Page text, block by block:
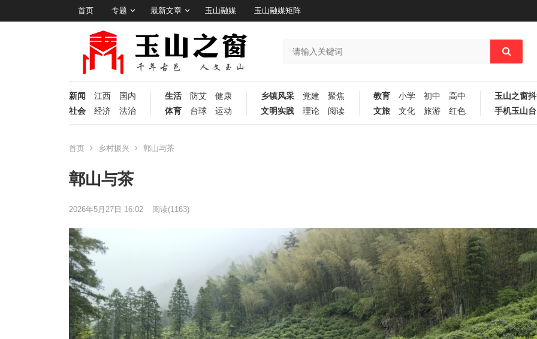
首页 专题 最新文章 玉山融媒 玉山融媒矩阵
新闻 江西
国内
社会
经济 法治
生活 防艾
健康
体育
台球 运动
乡镇风采 党建
聚焦
文明实践
理论 阅读
教育 小学 初中
高中
文旅
文化 旅游 红色
玉山之窗
手机玉山台
首页 乡村振兴 鄣山与茶
鄣山与茶
2026年5月27日 16:02 阅读(1163)